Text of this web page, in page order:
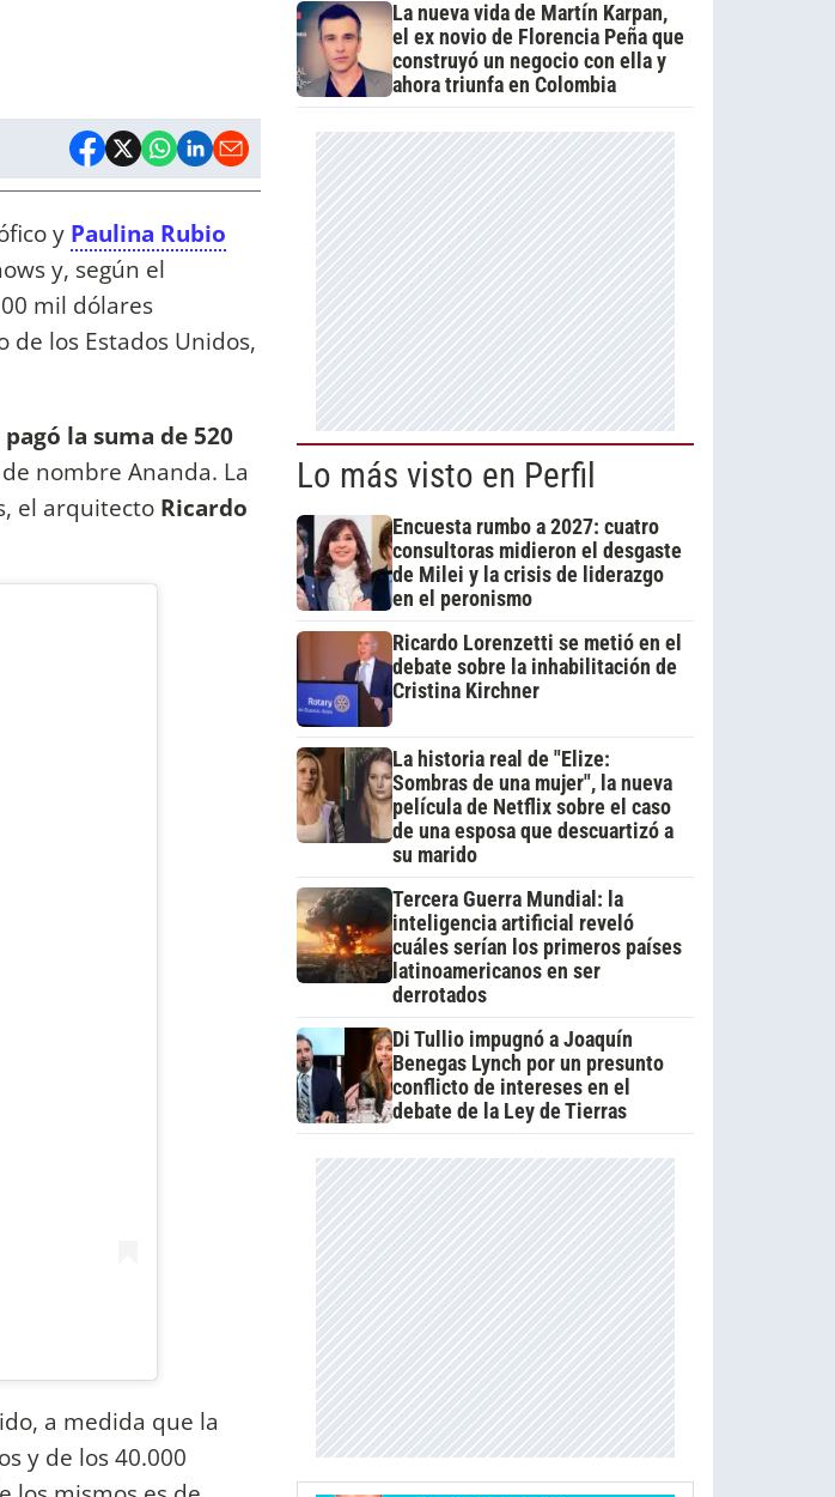
y Paulina Rubio
y, según el
mil dólares
los Estados Unidos,
la suma de 520
nombre Ananda. La
el arquitecto Ricardo
a medida que la
y de los 40.000
La nueva vida de Martín Karpan,
el ex novio de Florencia Peña que
construyó un negocio con ella y
ahora triunfa en Colombia
Lo más visto en Perfil
Encuesta rumbo a 2027: cuatro
consultoras midieron el desgaste
de Milei y la crisis de liderazgo
en el peronismo
Ricardo Lorenzetti se metió en el
debate sobre la inhabilitación de
Cristina Kirchner
La historia real de "Elize:
Sombras de una mujer", la nueva
película de Netflix sobre el caso
de una esposa que descuartizó a
su marido
Tercera Guerra Mundial: la
inteligencia artificial reveló
cuáles serían los primeros países
latinoamericanos en ser
derrotados
Di Tullio impugnó a Joaquín
Benegas Lynch por un presunto
conflicto de intereses en el
debate de la Ley de Tierras